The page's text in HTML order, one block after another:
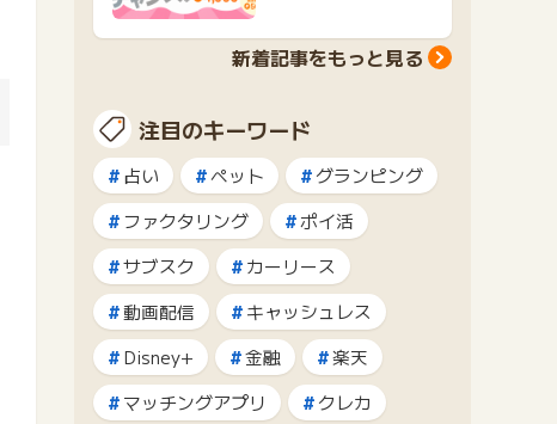
新着記事をもっと見る
注目のキーワード
占い ペット
グランピング
ファクタリング
ポイ活
サブスク
カーリース
動画配信
キャッシュレス
Disney+
金融
楽天
マッチングアプリ
クレカ